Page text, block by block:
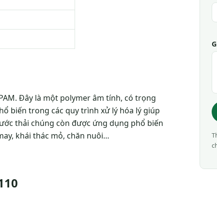
Đây là một polymer âm tính, có trọng
biến trong các quy trình xử lý hóa lý giúp
thải chúng còn được ứng dụng phổ biến
khái thác mỏ, chăn nuôi…